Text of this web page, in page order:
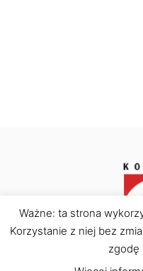
Kongres
Ważne: ta strona
Korzystanie z niej bez
zgodę